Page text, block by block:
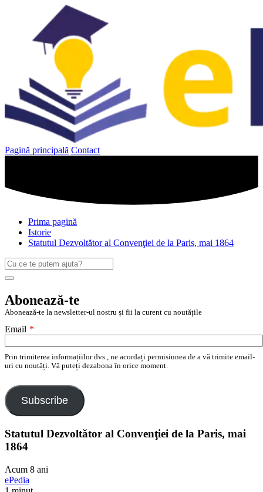
Pagină principală Contact
Prima pagină
Istorie
Statutul Dezvoltător al Convenţiei de la Paris, mai 1864
Caută
după:
Search
Abonează-te
Abonează-te la newsletter-ul nostru și fii la curent cu noutățile
Email *
Prin trimiterea informațiilor dvs., ne acordați permisiunea de a vă trimite email-
uri cu noutăți. Vă puteți dezabona în orice moment.
Subscribe
Statutul Dezvoltător al Convenţiei de la Paris, mai
1864
Acum 8 ani
ePedia